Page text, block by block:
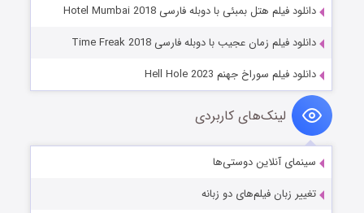
دانلود فیلم هتل بمبئی با دوبله فارسی Hotel Mumbai 2018
دانلود فیلم زمان عجیب با دوبله فارسی Time Freak 2018
دانلود فیلم سوراخ جهنم Hell Hole 2023
لینک‌های کاربردی
سینمای آنلاین دوستی‌ها
تغییر زبان فیلم‌های دو زبانه